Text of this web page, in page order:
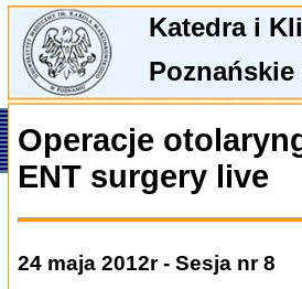
Katedra i
Operacje
ENT surgery live
24 maja 2012r - Sesja nr 8